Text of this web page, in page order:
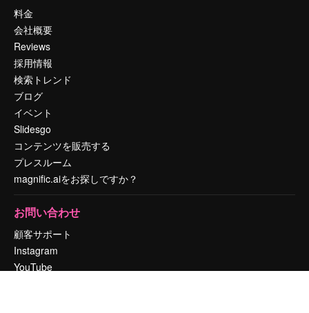
料金
会社概要
Reviews
採用情報
検索トレンド
ブログ
イベント
Slidesgo
コンテンツを販売する
プレスルーム
magnific.aiをお探しですか？
お問い合わせ
顧客サポート
Instagram
YouTube